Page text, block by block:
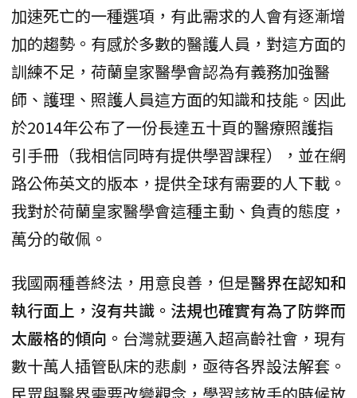
加速死亡的一種選項，有此需求的人會有逐漸增
加的趨勢。有感於多數的醫護人員，對這方面的
訓練不足，荷蘭皇家醫學會認為有義務加強醫
師、護理、照護人員這方面的知識和技能。因此
於2014年公布了一份長達五十頁的醫療照護指
引手冊（我相信同時有提供學習課程），並在網
路公佈英文的版本，提供全球有需要的人下載。
我對於荷蘭皇家醫學會這種主動、負責的態度，
萬分的敬佩。
我國兩種善終法，用意良善，但是醫界在認知和
執行面上，沒有共識。法規也確實有為了防弊而
太嚴格的傾向。 台灣就要邁入超高齡社會，現有
數十萬人插管臥床的悲劇，亟待各界設法解套。